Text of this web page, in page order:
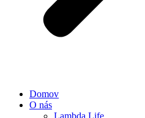
Domov
O nás